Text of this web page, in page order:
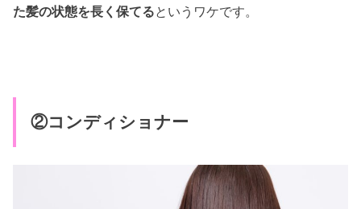
た髪の状態を長く保てるというワケです。
②コンディショナー